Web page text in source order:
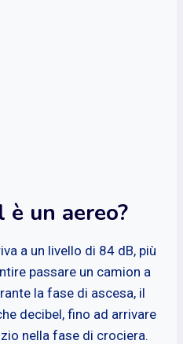
un aereo?
a un livello di 84 dB, più
passare un camion a
la fase di ascesa, il
decibel, fino ad arrivare
nella fase di crociera.